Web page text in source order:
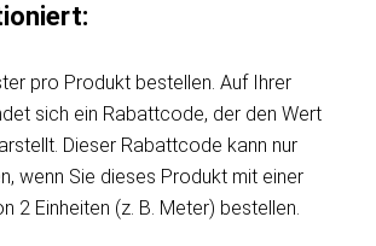
pro Produkt bestellen. Auf Ihrer
sich ein Rabattcode, der den Wert
Dieser Rabattcode kann nur
wenn Sie dieses Produkt mit einer
2 Einheiten (z. B. Meter) bestellen.